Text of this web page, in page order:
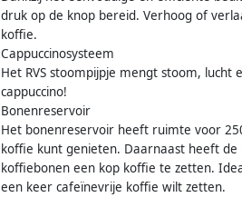
druk op de knop bereid. Verhoog of
koffie.
Cappuccinosysteem
Het RVS stoompijpje mengt stoom,
cappuccino!
Bonenreservoir
Het bonenreservoir heeft ruimte voor
koffie kunt genieten. Daarnaast heeft de
koffiebonen een kop koffie te zetten.
een keer cafeïnevrije koffie wilt zetten.